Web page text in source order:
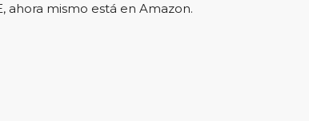
ahora mismo está en Amazon.